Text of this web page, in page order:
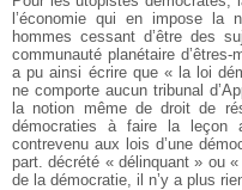
l’économie qui en impose la
hommes cessant d’être des
communauté planétaire d’êtres-
a pu ainsi écrire que « la loi
ne comporte aucun tribunal
la notion même de droit de
démocraties à faire la leçon
contrevenu aux lois d’une
part. décrété « délinquant » ou
de la démocratie, il n’y a plus